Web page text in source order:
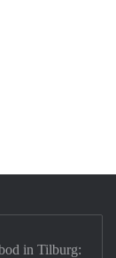
in Tilburg: